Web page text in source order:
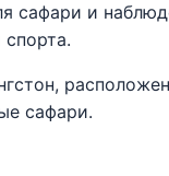
сафари и
сафари.